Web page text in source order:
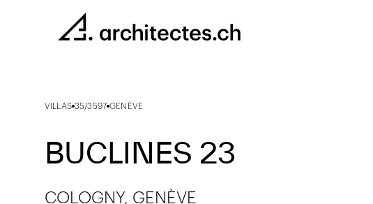
VILLAS 35/3597 GENÈVE
BUCLINES 23
COLOGNY, GENÈVE